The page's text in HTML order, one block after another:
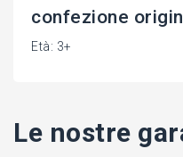
confezione
Età: 3+
Le nostre